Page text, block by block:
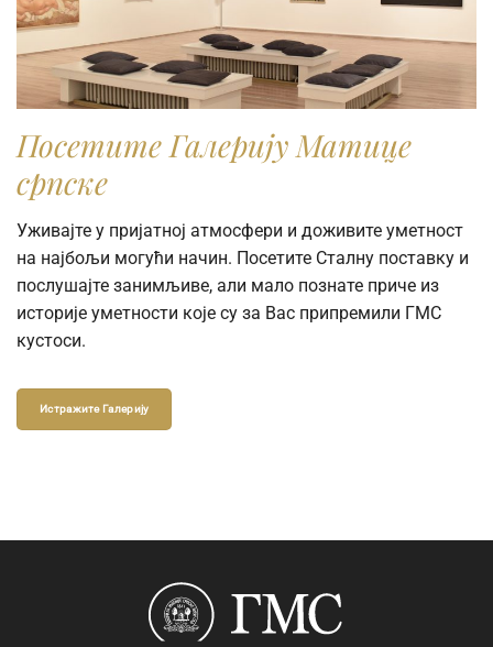
Посетите Галерију Матице
српске
Уживајте у пријатној атмосфери и доживите уметност
на најбољи могући начин. Посетите Сталну поставку и
послушајте занимљиве, али мало познате приче из
историје уметности које су за Вас припремили ГМС
кустоси.
Истражите Галерију